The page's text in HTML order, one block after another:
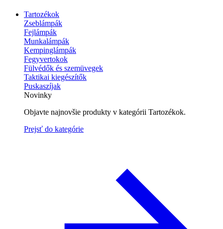
Tartozékok
Zseblámpák
Fejlámpák
Munkalámpák
Kempinglámpák
Fegyvertokok
Fülvédők és szemüvegek
Taktikai kiegészítők
Puskaszíjak
Novinky
Objavte najnovšie produkty v kategórii Tartozékok.
Prejsť do kategórie